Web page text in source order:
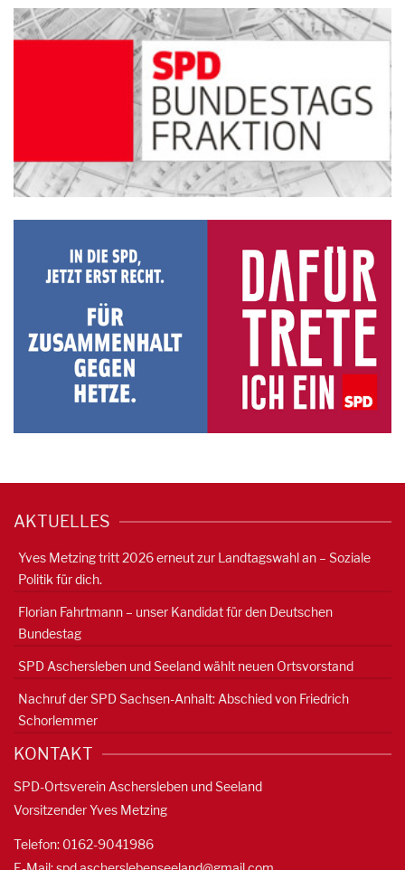
AKTUELLES
Yves Metzing tritt 2026 erneut zur Landtagswahl an – Soziale
Politik für dich.
Florian Fahrtmann – unser Kandidat für den Deutschen
Bundestag
SPD Aschersleben und Seeland wählt neuen Ortsvorstand
Nachruf der SPD Sachsen-Anhalt: Abschied von Friedrich
Schorlemmer
KONTAKT
SPD-Ortsverein Aschersleben und Seeland
Vorsitzender Yves Metzing
Telefon: 0162-9041986